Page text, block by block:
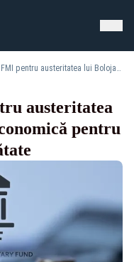
Lovitură de la FMI pentru austeritatea lui Bolojan. Prognoza economică pentru România, tăiată la jumătate
austeritatea
pentru